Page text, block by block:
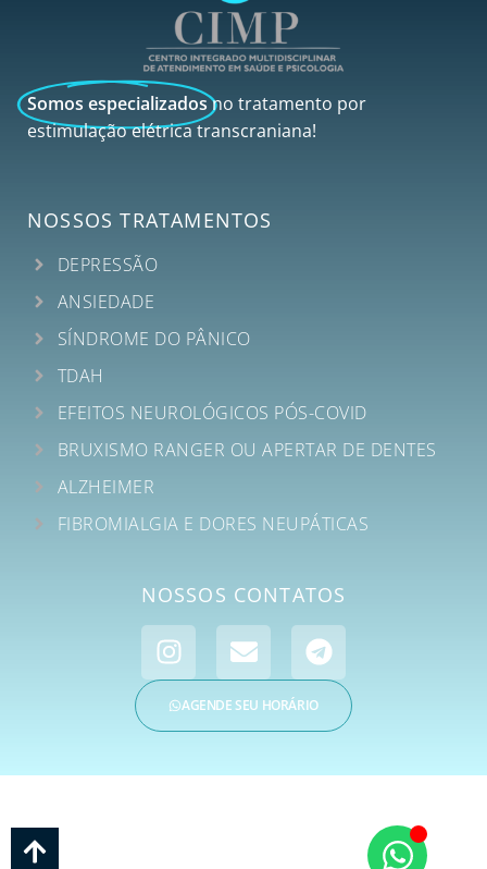
Somos especializadosno tratamento por
estimulação elétrica transcraniana!
NOSSOS TRATAMENTOS
DEPRESSÃO
ANSIEDADE
SÍNDROME DO PÂNICO
TDAH
EFEITOS NEUROLÓGICOS PÓS-COVID
BRUXISMO RANGER OU APERTAR DE DENTES
ALZHEIMER
FIBROMIALGIA E DORES NEUPÁTICAS
NOSSOS CONTATOS
AGENDE SEU HORÁRIO
E PSICOLOGIA | CNPJ: 35.018.038/0001-76 | © Todos os Direitos Reservados